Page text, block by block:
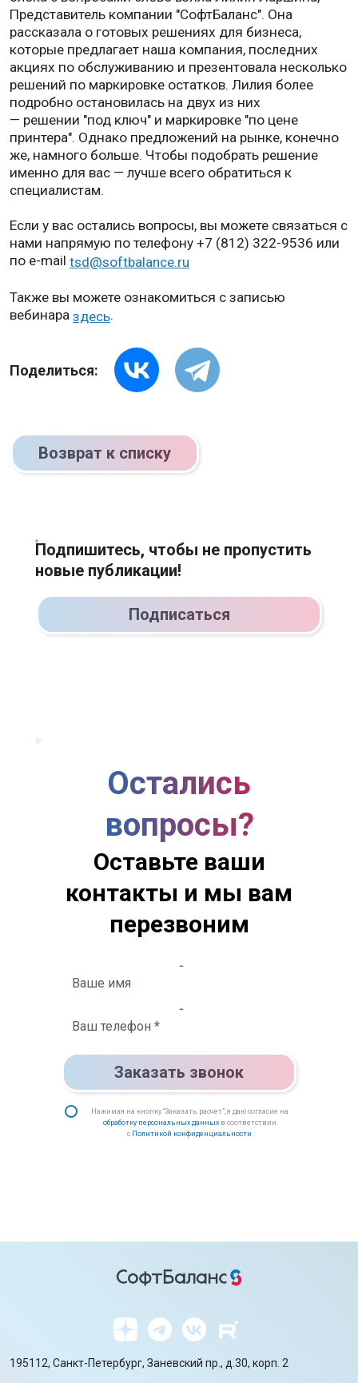
Представитель компании "СофтБаланс". Она
рассказала о готовых решениях для бизнеса,
которые предлагает наша компания, последних
акциях по обслуживанию и презентовала несколько
решений по маркировке остатков. Лилия более
подробно остановилась на двух из них
— решении "под ключ" и маркировке "по цене
принтера". Однако предложений на рынке, конечно
же, намного больше. Чтобы подобрать решение
именно для вас — лучше всего обратиться к
специалистам.
Если у вас остались вопросы, вы можете связаться с
нами напрямую по телефону +7 (812) 322-9536 или
по e-mail tsd@softbalance.ru
Также вы можете ознакомиться с записью
вебинара здесь.
Поделиться:
Возврат к списку
Подпишитесь, чтобы не пропустить
новые публикации!
Подписаться
Остались
вопросы?
Оставьте ваши
контакты и мы вам
перезвоним
Заказать звонок
Нажимая на кнопку “Заказать расчет”, я даю согласие на
обработку персональных данныхв соответствии
с Политикой конфиденциальности
195112, Санкт-Петербург, Заневский пр., д.30, корп. 2